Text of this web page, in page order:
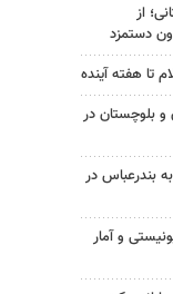
از
دستمزد
تا هفته آینده
و بلوچستان در
بندرعباس در
و آمار